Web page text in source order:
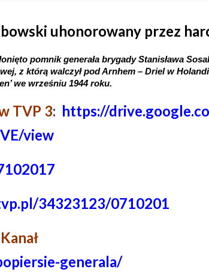
uhonorowany przez
pomnik generała brygady Stanisława
z którą walczył pod Arnhem – Driel w
we wrześniu 1944 roku.
TVP 3: https://
view
34323123/0710201
generala/